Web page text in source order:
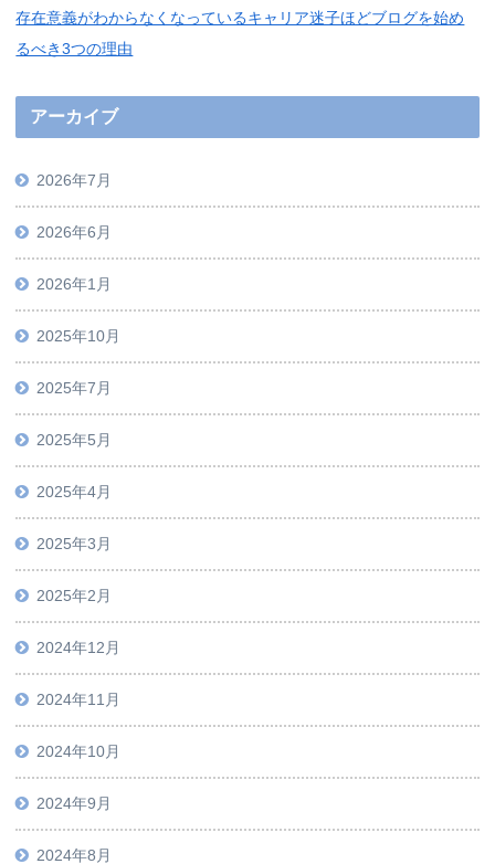
存在意義がわからなくなっているキャリア迷子ほどブログを始め
るべき3つの理由
アーカイブ
2026年7月
2026年6月
2026年1月
2025年10月
2025年7月
2025年5月
2025年4月
2025年3月
2025年2月
2024年12月
2024年11月
2024年10月
2024年9月
2024年8月